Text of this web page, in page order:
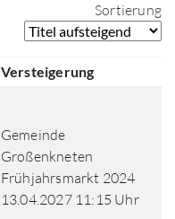
Sortierung
Versteigerung
Gemeinde
Großenkneten
Frühjahrsmarkt 2024
13.04.2027 11:15 Uhr